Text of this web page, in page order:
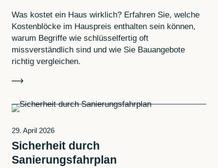
Was kostet ein Haus wirklich? Erfahren Sie, welche
Kostenblöcke im Hauspreis enthalten sein können,
warum Begriffe wie schlüsselfertig oft
missverständlich sind und wie Sie Bauangebote
richtig vergleichen.
29. April 2026
Sicherheit durch
Sanierungsfahrplan